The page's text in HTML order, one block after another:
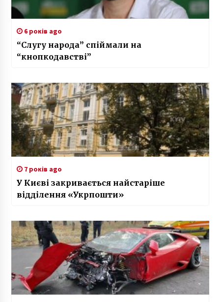
6 років ago
“Слугу народа” спіймали на
“кнопкодавстві”
7 років ago
У Києві закривається найстаріше
відділення «Укрпошти»